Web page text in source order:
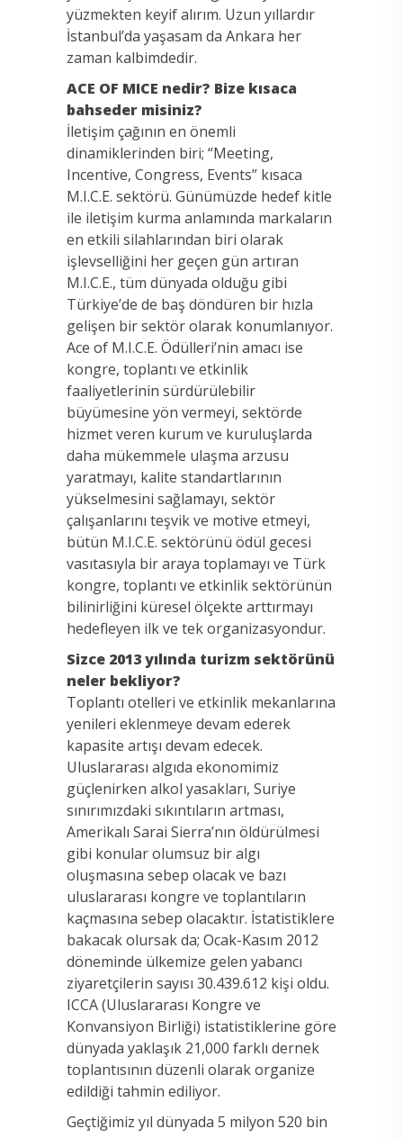
yüzmekten keyif alırım. Uzun yıllardır
İstanbul’da yaşasam da Ankara her
zaman kalbimdedir.
ACE OF MICE nedir? Bize kısaca
bahseder misiniz?
İletişim çağının en önemli
dinamiklerinden biri; “Meeting,
Incentive, Congress, Events” kısaca
M.I.C.E. sektörü. Günümüzde hedef kitle
ile iletişim kurma anlamında markaların
en etkili silahlarından biri olarak
işlevselliğini her geçen gün artıran
M.I.C.E., tüm dünyada olduğu gibi
Türkiye’de de baş döndüren bir hızla
gelişen bir sektör olarak konumlanıyor.
Ace of M.I.C.E. Ödülleri’nin amacı ise
kongre, toplantı ve etkinlik
faaliyetlerinin sürdürülebilir
büyümesine yön vermeyi, sektörde
hizmet veren kurum ve kuruluşlarda
daha mükemmele ulaşma arzusu
yaratmayı, kalite standartlarının
yükselmesini sağlamayı, sektör
çalışanlarını teşvik ve motive etmeyi,
bütün M.I.C.E. sektörünü ödül gecesi
vasıtasıyla bir araya toplamayı ve Türk
kongre, toplantı ve etkinlik sektörünün
bilinirliğini küresel ölçekte arttırmayı
hedefleyen ilk ve tek organizasyondur.
Sizce 2013 yılında turizm sektörünü
neler bekliyor?
Toplantı otelleri ve etkinlik mekanlarına
yenileri eklenmeye devam ederek
kapasite artışı devam edecek.
Uluslararası algıda ekonomimiz
güçlenirken alkol yasakları, Suriye
sınırımızdaki sıkıntıların artması,
Amerikalı Sarai Sierra’nın öldürülmesi
gibi konular olumsuz bir algı
oluşmasına sebep olacak ve bazı
uluslararası kongre ve toplantıların
kaçmasına sebep olacaktır. İstatistiklere
bakacak olursak da; Ocak-Kasım 2012
döneminde ülkemize gelen yabancı
ziyaretçilerin sayısı 30.439.612 kişi oldu.
ICCA (Uluslararası Kongre ve
Konvansiyon Birliği) istatistiklerine göre
dünyada yaklaşık 21,000 farklı dernek
toplantısının düzenli olarak organize
edildiği tahmin ediliyor.
Geçtiğimiz yıl dünyada 5 milyon 520 bin